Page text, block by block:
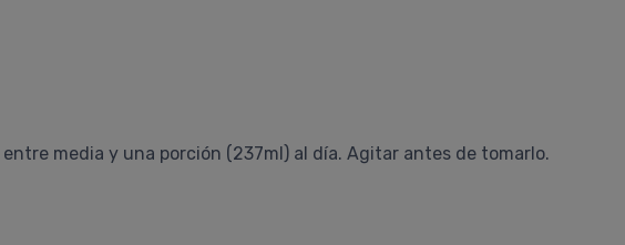
media y una porción (237ml) al día. Agitar antes de tomarlo.